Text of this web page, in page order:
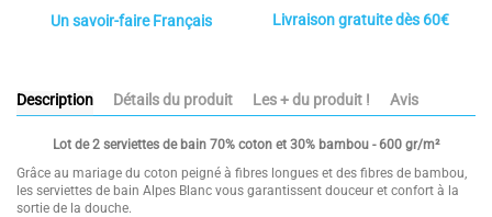
Un savoir-faire Français Livraison gratuite dès 60€
Description Détails du produit Les + du produit ! Avis
Lot de 2 serviettes de bain 70% coton et 30% bambou - 600 gr/m²
Grâce au mariage du coton peigné à fibres longues et des fibres de bambou,
les serviettes de bain Alpes Blanc vous garantissent douceur et confort à la
sortie de la douche.